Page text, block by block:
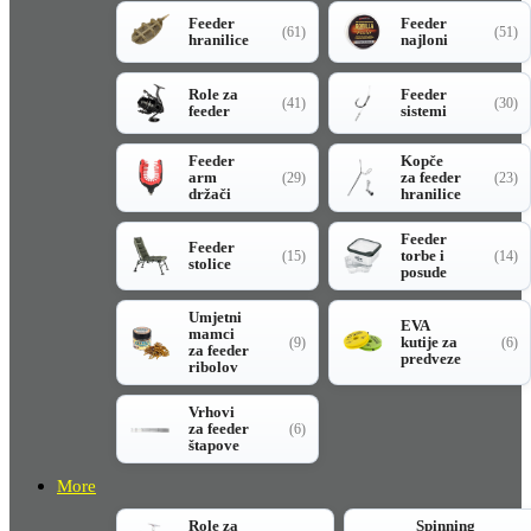
Feeder
hranilice
(61)
Feeder
najloni
(51)
Role za
feeder
(41)
Feeder
sistemi
(30)
Feeder
arm
držači
(29)
Kopče
za feeder
hranilice
(23)
Feeder
stolice
(15)
Feeder
torbe i
posude
(14)
Umjetni
mamci
za feeder
ribolov
(9)
EVA
kutije za
predveze
(6)
Vrhovi
za feeder
štapove
(6)
More
Role za
Spinning